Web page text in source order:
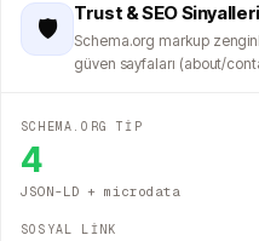
🛡️
Trust & SEO Sinyalleri
Schema.org markup
güven sayfaları (about/
SCHEMA.ORG TİP
4
JSON-LD + microdata
SOSYAL LİNK